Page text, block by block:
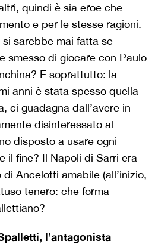
quindi è sia eroe che
e per le stesse ragioni.
si sarebbe mai fatta se
smesso di giocare con Paulo
E soprattutto: la
anni è stata spesso quella
ci guadagna dall’avere in
disinteressato al
disposto a usare ogni
il fine? Il Napoli di Sarri era
Ancelotti amabile (all’inizio,
tenero: che forma
l’antagonista